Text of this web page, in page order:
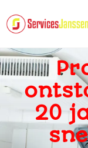
20